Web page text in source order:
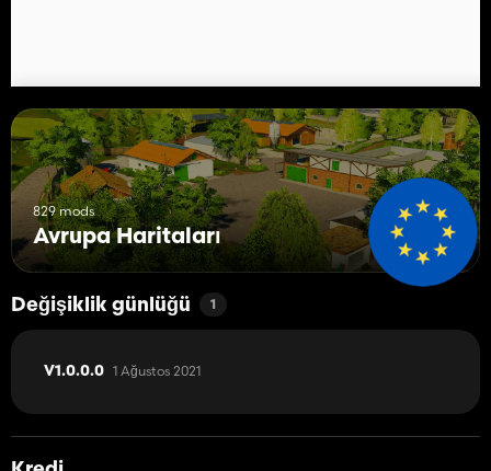
829 mods
Avrupa Haritaları
Değişiklik günlüğü 1
V1.0.0.0 1 Ağustos 2021